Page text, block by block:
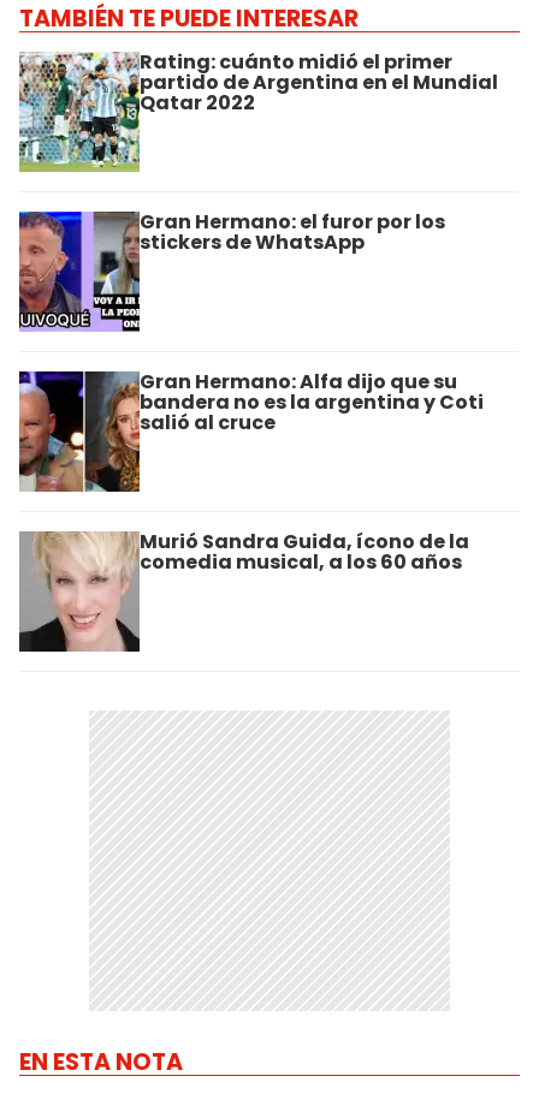
TAMBIÉN TE PUEDE INTERESAR
Rating: cuánto midió el primer
partido de Argentina en el Mundial
Qatar 2022
Gran Hermano: el furor por los
stickers de WhatsApp
Gran Hermano: Alfa dijo que su
bandera no es la argentina y Coti
salió al cruce
Murió Sandra Guida, ícono de la
comedia musical, a los 60 años
EN ESTA NOTA